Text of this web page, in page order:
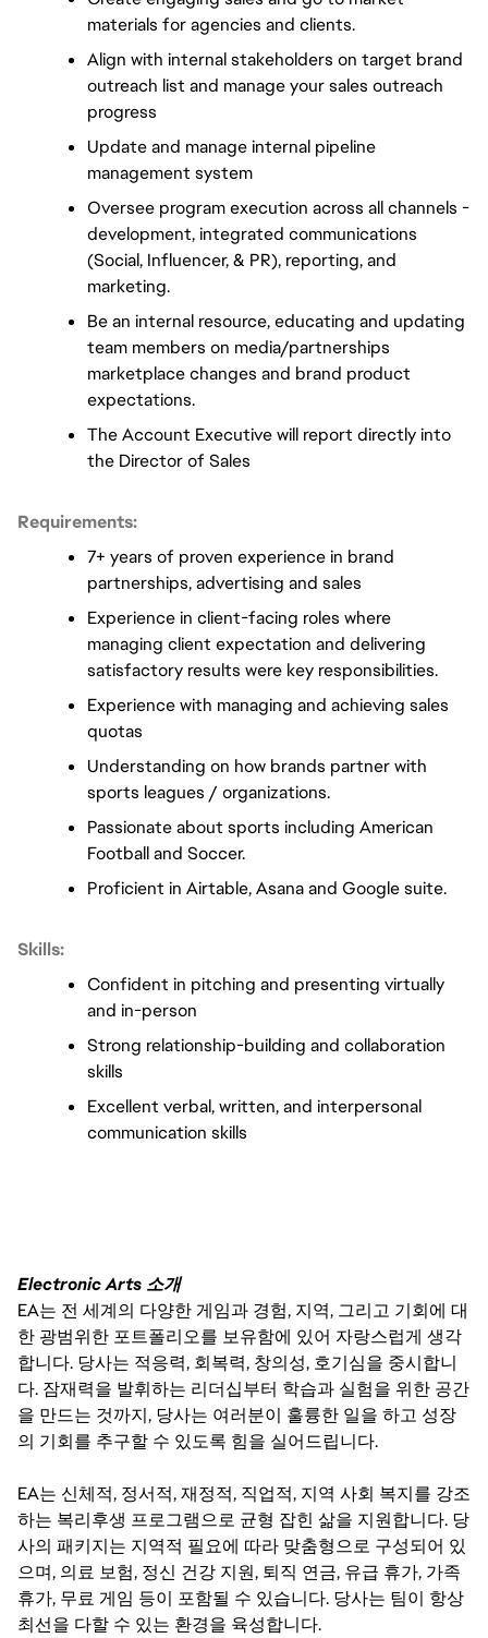
materials for agencies and clients.
Align with internal stakeholders on target brand
outreach list and manage your sales outreach
progress
Update and manage internal pipeline
management system
Oversee program execution across all channels -
development, integrated communications
(Social, Influencer, & PR), reporting, and
marketing.
Be an internal resource, educating and updating
team members on media/partnerships
marketplace changes and brand product
expectations.
The Account Executive will report directly into
the Director of Sales
Requirements:
7+ years of proven experience in brand
partnerships, advertising and sales
Experience in client-facing roles where
managing client expectation and delivering
satisfactory results were key responsibilities.
Experience with managing and achieving sales
quotas
Understanding on how brands partner with
sports leagues / organizations.
Passionate about sports including American
Football and Soccer.
Proficient in Airtable, Asana and Google suite.
Skills:
Confident in pitching and presenting virtually
and in-person
Strong relationship-building and collaboration
skills
Excellent verbal, written, and interpersonal
communication skills
Electronic Arts 소개
EA는 전 세계의 다양한 게임과 경험, 지역, 그리고 기회에 대
한 광범위한 포트폴리오를 보유함에 있어 자랑스럽게 생각
합니다. 당사는 적응력, 회복력, 창의성, 호기심을 중시합니
다. 잠재력을 발휘하는 리더십부터 학습과 실험을 위한 공간
을 만드는 것까지, 당사는 여러분이 훌륭한 일을 하고 성장
의 기회를 추구할 수 있도록 힘을 실어드립니다.
EA는 신체적, 정서적, 재정적, 직업적, 지역 사회 복지를 강조
하는 복리후생 프로그램으로 균형 잡힌 삶을 지원합니다. 당
사의 패키지는 지역적 필요에 따라 맞춤형으로 구성되어 있
으며, 의료 보험, 정신 건강 지원, 퇴직 연금, 유급 휴가, 가족
휴가, 무료 게임 등이 포함될 수 있습니다. 당사는 팀이 항상
최선을 다할 수 있는 환경을 육성합니다.